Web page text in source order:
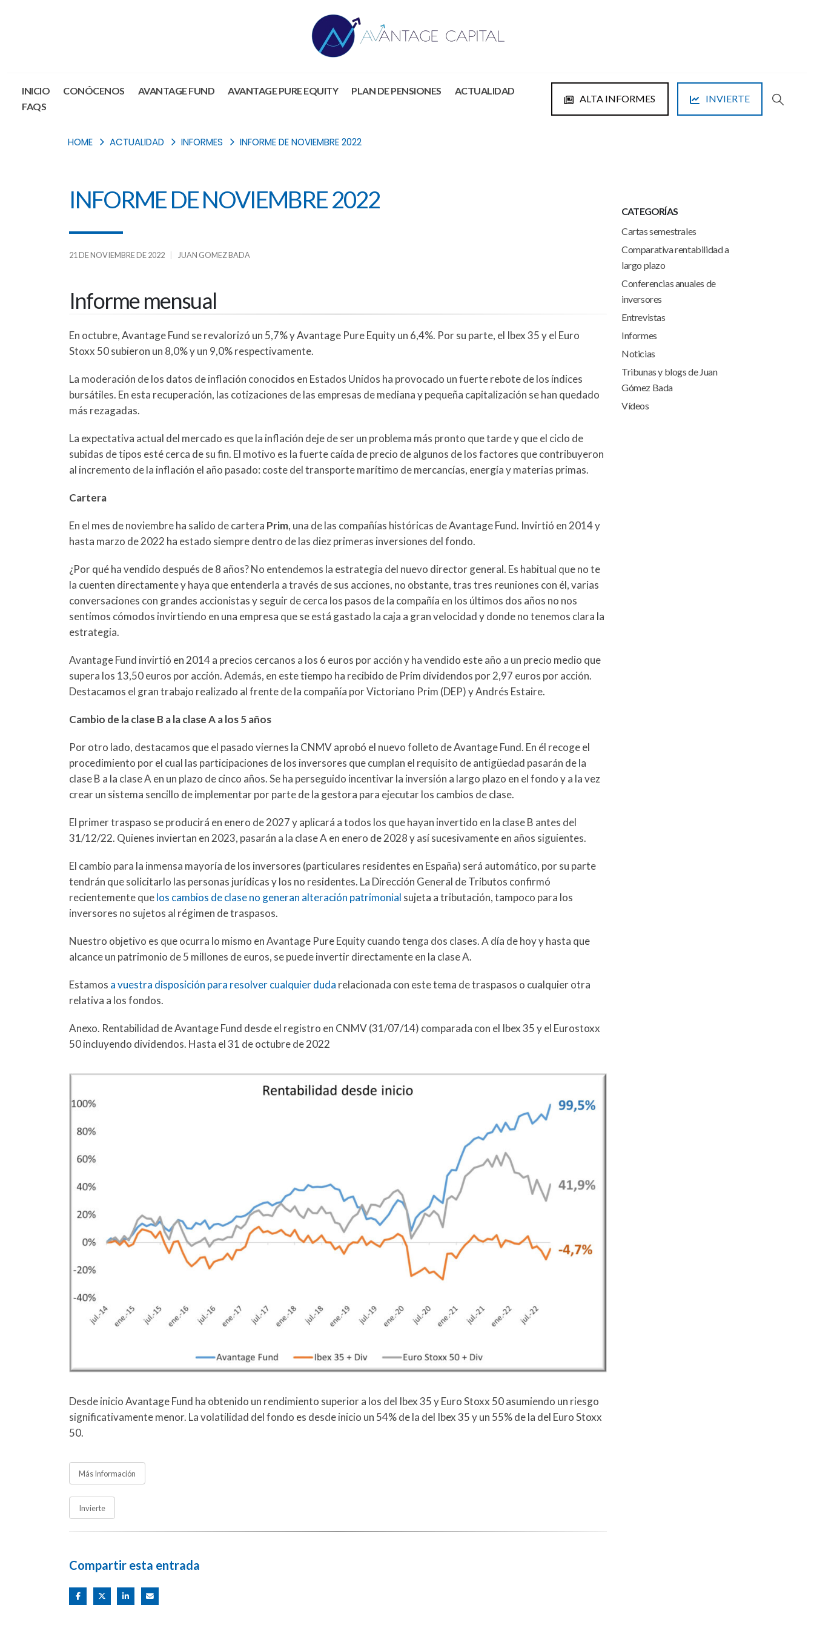
INICIO CONÓCENOS AVANTAGE FUND AVANTAGE PURE EQUITY PLAN DE PENSIONES
ACTUALIDAD
FAQS
ALTA INFORMES INVIERTE
HOME ACTUALIDAD INFORMES INFORME DE NOVIEMBRE 2022
INFORME DE NOVIEMBRE 2022
21 DE NOVIEMBRE DE 2022 JUAN GOMEZ BADA
Informe mensual
En octubre, Avantage Fund se revalorizó un 5,7% y Avantage Pure Equity un 6,4%. Por su parte, el Ibex 35 y el Euro
Stoxx 50 subieron un 8,0% y un 9,0% respectivamente.
La moderación de los datos de inflación conocidos en Estados Unidos ha provocado un fuerte rebote de los índices
bursátiles. En esta recuperación, las cotizaciones de las empresas de mediana y pequeña capitalización se han quedado
más rezagadas.
La expectativa actual del mercado es que la inflación deje de ser un problema más pronto que tarde y que el ciclo de
subidas de tipos esté cerca de su fin. El motivo es la fuerte caída de precio de algunos de los factores que contribuyeron
al incremento de la inflación el año pasado: coste del transporte marítimo de mercancías, energía y materias primas.
Cartera
En el mes de noviembre ha salido de cartera Prim, una de las compañías históricas de Avantage Fund. Invirtió en 2014 y
hasta marzo de 2022 ha estado siempre dentro de las diez primeras inversiones del fondo.
¿Por qué ha vendido después de 8 años? No entendemos la estrategia del nuevo director general. Es habitual que no te
la cuenten directamente y haya que entenderla a través de sus acciones, no obstante, tras tres reuniones con él, varias
conversaciones con grandes accionistas y seguir de cerca los pasos de la compañía en los últimos dos años no nos
sentimos cómodos invirtiendo en una empresa que se está gastado la caja a gran velocidad y donde no tenemos clara la
estrategia.
Avantage Fund invirtió en 2014 a precios cercanos a los 6 euros por acción y ha vendido este año a un precio medio que
supera los 13,50 euros por acción. Además, en este tiempo ha recibido de Prim dividendos por 2,97 euros por acción.
Destacamos el gran trabajo realizado al frente de la compañía por Victoriano Prim (DEP) y Andrés Estaire.
Cambio de la clase B a la clase A a los 5 años
Por otro lado, destacamos que el pasado viernes la CNMV aprobó el nuevo folleto de Avantage Fund. En él recoge el
procedimiento por el cual las participaciones de los inversores que cumplan el requisito de antigüedad pasarán de la
clase B a la clase A en un plazo de cinco años. Se ha perseguido incentivar la inversión a largo plazo en el fondo y a la vez
crear un sistema sencillo de implementar por parte de la gestora para ejecutar los cambios de clase.
El primer traspaso se producirá en enero de 2027 y aplicará a todos los que hayan invertido en la clase B antes del
31/12/22. Quienes inviertan en 2023, pasarán a la clase A en enero de 2028 y así sucesivamente en años siguientes.
El cambio para la inmensa mayoría de los inversores (particulares residentes en España) será automático, por su parte
tendrán que solicitarlo las personas jurídicas y los no residentes. La Dirección General de Tributos confirmó
recientemente quelos cambios de clase no generan alteración patrimonial sujeta a tributación, tampoco para los
inversores no sujetos al régimen de traspasos.
Nuestro objetivo es que ocurra lo mismo en Avantage Pure Equity cuando tenga dos clases. A día de hoy y hasta que
alcance un patrimonio de 5 millones de euros, se puede invertir directamente en la clase A.
Estamos a vuestra disposición para resolver cualquier duda relacionada con este tema de traspasos o cualquier otra
relativa a los fondos.
Anexo. Rentabilidad de Avantage Fund desde el registro en CNMV (31/07/14) comparada con el Ibex 35 y el Eurostoxx
50 incluyendo dividendos. Hasta el 31 de octubre de 2022
Desde inicio Avantage Fund ha obtenido un rendimiento superior a los del Ibex 35 y Euro Stoxx 50 asumiendo un riesgo
significativamente menor. La volatilidad del fondo es desde inicio un 54% de la del Ibex 35 y un 55% de la del Euro Stoxx
50.
Más Información
Invierte
Compartir esta entrada
CATEGORÍAS
Cartas semestrales
Comparativa rentabilidad a
largo plazo
Conferencias anuales de
inversores
Entrevistas
Informes
Noticias
Tribunas y blogs de Juan
Gómez Bada
Vídeos